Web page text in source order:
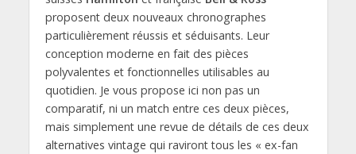
proposent deux nouveaux chronographes
particulièrement réussis et séduisants. Leur
conception moderne en fait des pièces
polyvalentes et fonctionnelles utilisables au
quotidien. Je vous propose ici non pas un
comparatif, ni un match entre ces deux pièces,
mais simplement une revue de détails de ces deux
alternatives vintage qui raviront tous les « ex-fan